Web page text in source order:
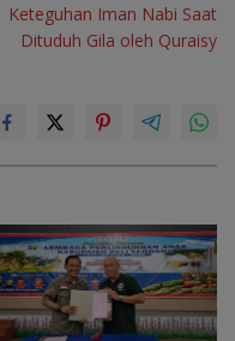
Keteguhan Iman Nabi Saat
Dituduh Gila oleh Quraisy